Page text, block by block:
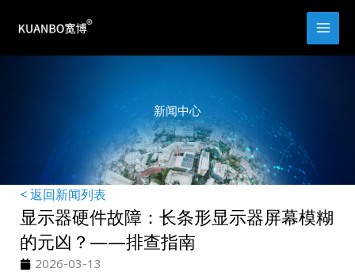
新闻中心
< 返回新闻列表
显示器硬件故障：长条形显示器屏幕模糊
的元凶？——排查指南
2026-03-13